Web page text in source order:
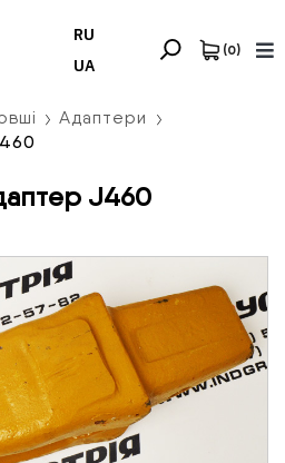
RU
UA
(0)
Адаптери
J460